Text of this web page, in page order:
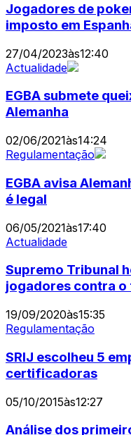
Jogadores de
imposto em
27/04/2023às12:40
Actualidade
EGBA submete
Alemanha
02/06/2021às14:24
Regulamentação
EGBA avisa
é legal
06/05/2021às17:40
Actualidade
Supremo Tribunal
jogadores contra
19/09/2020às15:35
Regulamentação
SRIJ escolheu 5
certificadoras
05/10/2015às12:27
Análise dos